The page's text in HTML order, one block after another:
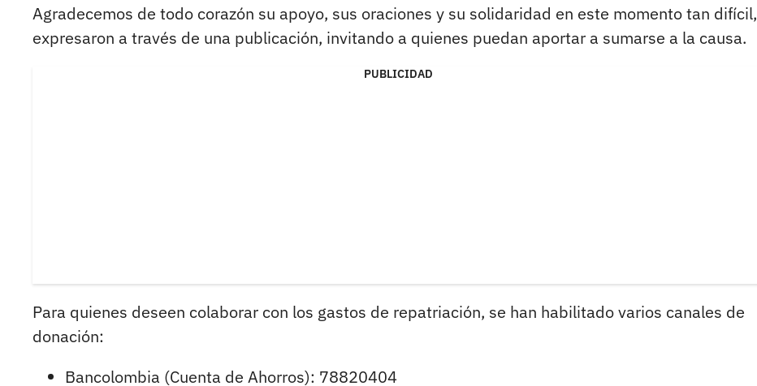
Agradecemos de todo corazón su apoyo, sus oraciones y su solidaridad en este momento tan difícil,
expresaron a través de una publicación, invitando a quienes puedan aportar a sumarse a la causa.
PUBLICIDAD
Para quienes deseen colaborar con los gastos de repatriación, se han habilitado varios canales de
donación:
Bancolombia (Cuenta de Ahorros): 78820404